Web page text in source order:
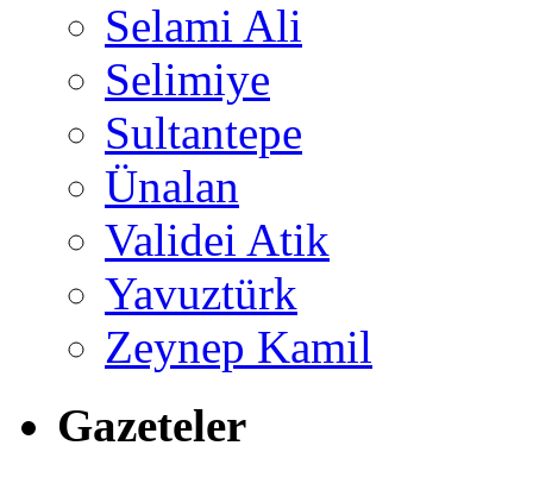
Selami Ali
Selimiye
Sultantepe
Ünalan
Validei Atik
Yavuztürk
Zeynep Kamil
Gazeteler